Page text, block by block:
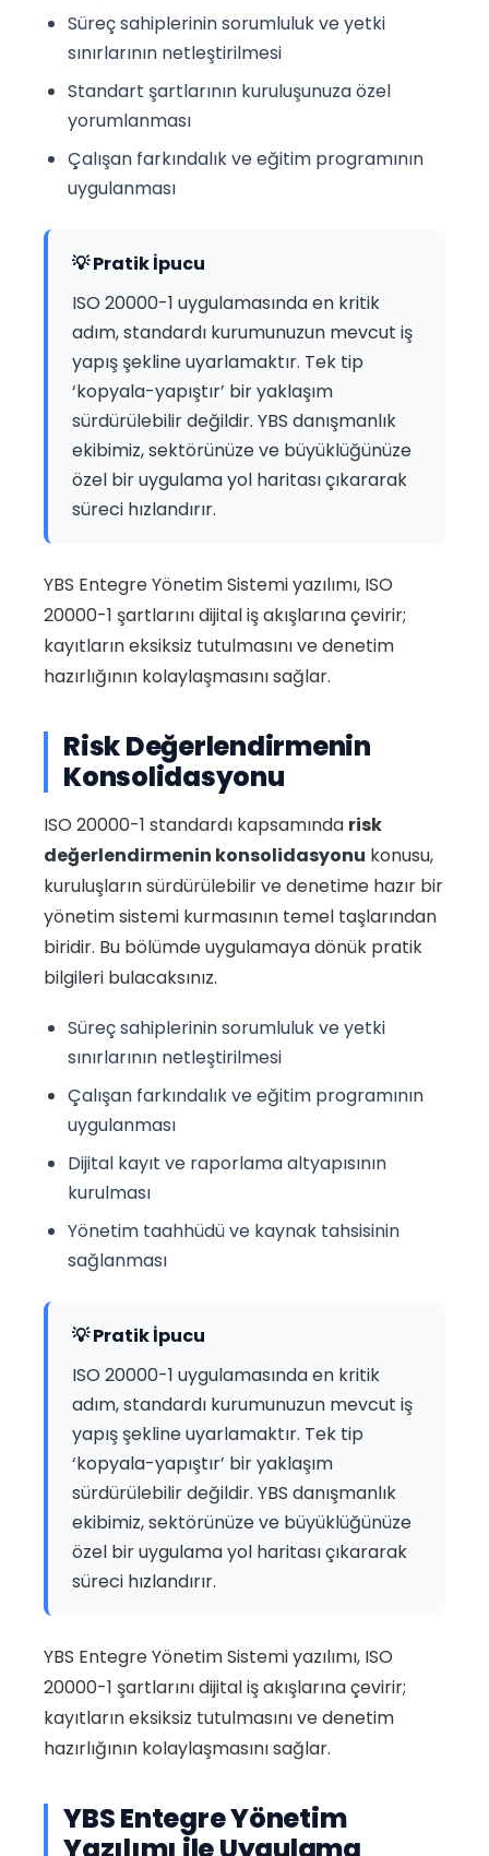
Süreç sahiplerinin sorumluluk ve yetki
sınırlarının netleştirilmesi
Standart şartlarının kuruluşunuza özel
yorumlanması
Çalışan farkındalık ve eğitim programının
uygulanması
💡 Pratik İpucu
ISO 20000-1 uygulamasında en kritik
adım, standardı kurumunuzun mevcut iş
yapış şekline uyarlamaktır. Tek tip
‘kopyala-yapıştır’ bir yaklaşım
sürdürülebilir değildir. YBS danışmanlık
ekibimiz, sektörünüze ve büyüklüğünüze
özel bir uygulama yol haritası çıkararak
süreci hızlandırır.
YBS Entegre Yönetim Sistemi yazılımı, ISO
20000-1 şartlarını dijital iş akışlarına çevirir;
kayıtların eksiksiz tutulmasını ve denetim
hazırlığının kolaylaşmasını sağlar.
Risk Değerlendirmenin
Konsolidasyonu
ISO 20000-1 standardı kapsamında risk
değerlendirmenin konsolidasyonu konusu,
kuruluşların sürdürülebilir ve denetime hazır bir
yönetim sistemi kurmasının temel taşlarından
biridir. Bu bölümde uygulamaya dönük pratik
bilgileri bulacaksınız.
Süreç sahiplerinin sorumluluk ve yetki
sınırlarının netleştirilmesi
Çalışan farkındalık ve eğitim programının
uygulanması
Dijital kayıt ve raporlama altyapısının
kurulması
Yönetim taahhüdü ve kaynak tahsisinin
sağlanması
💡 Pratik İpucu
ISO 20000-1 uygulamasında en kritik
adım, standardı kurumunuzun mevcut iş
yapış şekline uyarlamaktır. Tek tip
‘kopyala-yapıştır’ bir yaklaşım
sürdürülebilir değildir. YBS danışmanlık
ekibimiz, sektörünüze ve büyüklüğünüze
özel bir uygulama yol haritası çıkararak
süreci hızlandırır.
YBS Entegre Yönetim Sistemi yazılımı, ISO
20000-1 şartlarını dijital iş akışlarına çevirir;
kayıtların eksiksiz tutulmasını ve denetim
hazırlığının kolaylaşmasını sağlar.
YBS Entegre Yönetim